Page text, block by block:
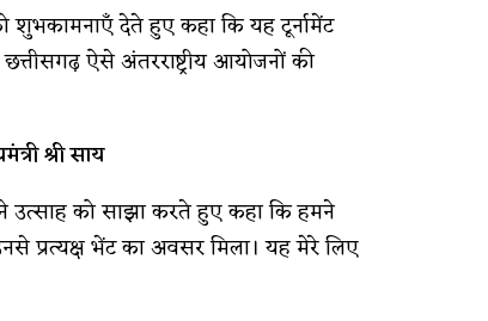
शुभकामनाएँ देते हुए कहा कि यह टूर्नामेंट
ऐसे अंतरराष्ट्रीय आयोजनों की
श्री साय
को साझा करते हुए कहा कि हमने
प्रत्यक्ष भेंट का अवसर मिला। यह मेरे लिए